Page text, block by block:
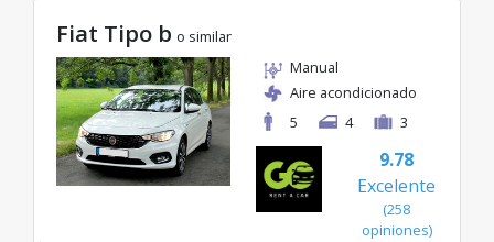
Fiat Tipo b o similar
Manual
Aire acondicionado
5
4 3
9.78
Excelente
(258
opiniones)